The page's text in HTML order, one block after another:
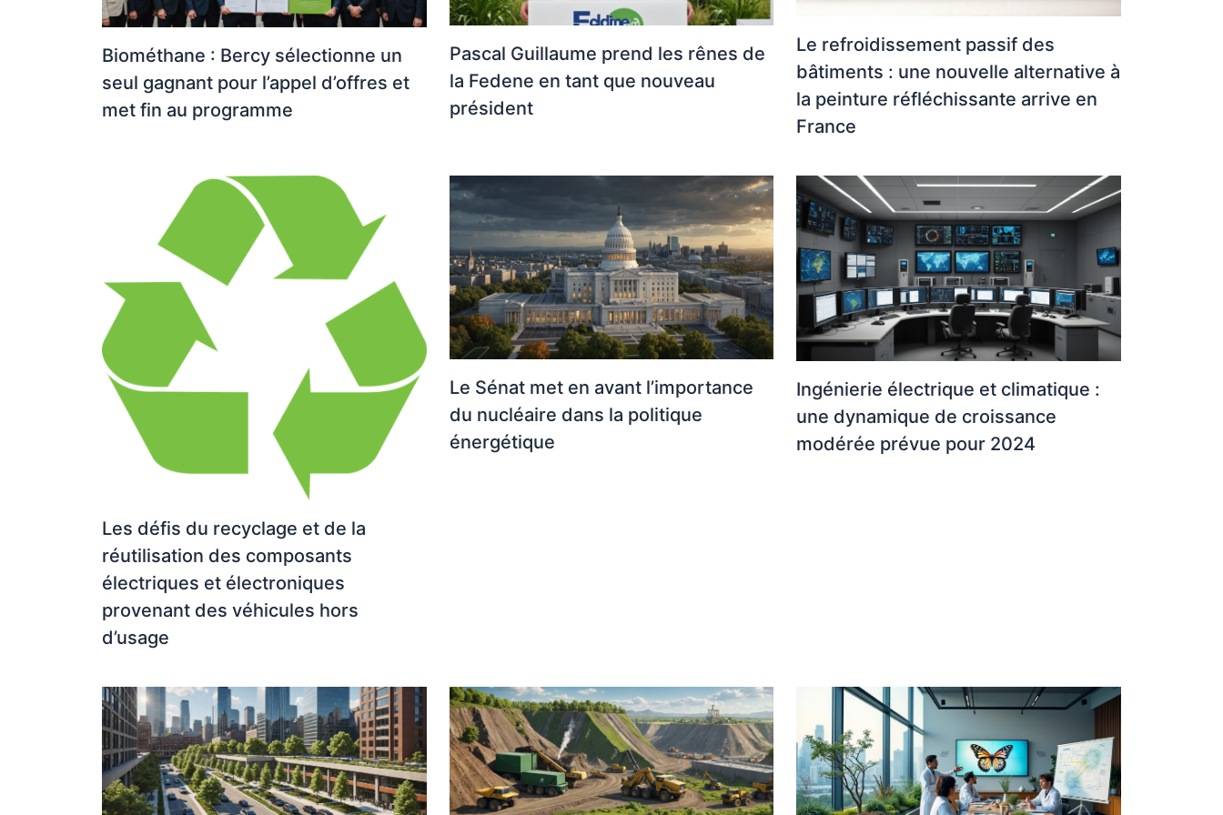
Biométhane : Bercy sélectionne un
seul gagnant pour l’appel d’offres et
met fin au programme
Pascal Guillaume prend les rênes de
la Fedene en tant que nouveau
président
Le refroidissement passif des
bâtiments : une nouvelle alternative à
la peinture réfléchissante arrive en
France
Les défis du recyclage et de la
réutilisation des composants
électriques et électroniques
provenant des véhicules hors
d’usage
Le Sénat met en avant l’importance
du nucléaire dans la politique
énergétique
Ingénierie électrique et climatique :
une dynamique de croissance
modérée prévue pour 2024